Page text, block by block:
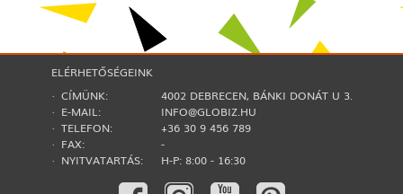
ELÉRHETŐSÉGEINK
· CÍMÜNK:
4002 DEBRECEN, BÁNKI DONÁT U 3.
· E-MAIL:
INFO@GLOBIZ.HU
· TELEFON:
+36 30 9 456 789
· FAX:
-
· NYITVATARTÁS:
H-P: 8:00 - 16:30